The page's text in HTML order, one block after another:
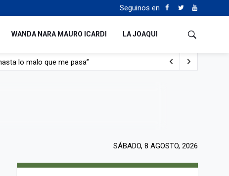
Seguinos en
WANDA NARA MAURO ICARDI LA JOAQUI
nafta y prendido fuego
SÁBADO, 8 AGOSTO, 2026